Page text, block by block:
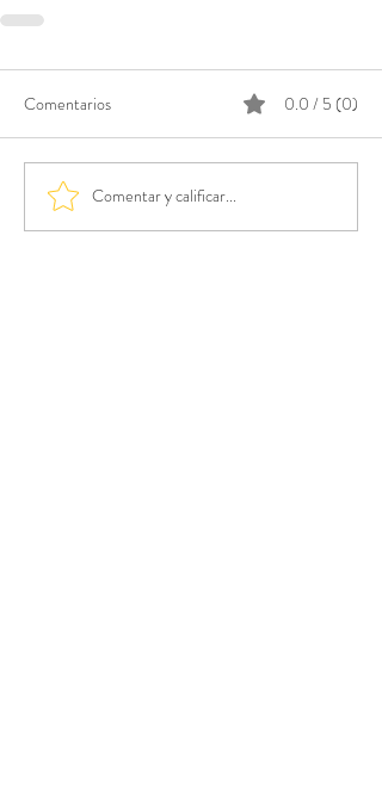
Comentarios 0.0 / 5 (0)
Comentar y calificar...